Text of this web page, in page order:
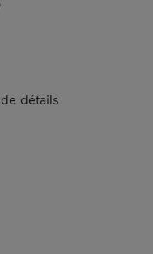
détails